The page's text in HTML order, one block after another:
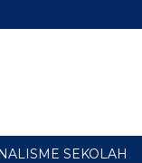
SEKOLAH